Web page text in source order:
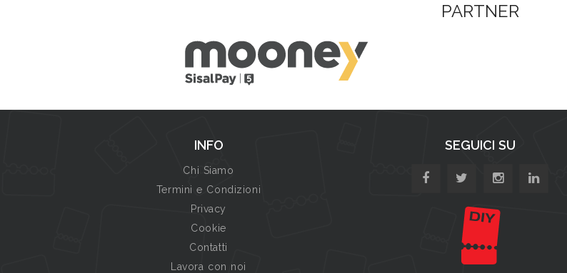
PARTNER
INFO
Chi Siamo
Termini e Condizioni
Privacy
Cookie
Contatti
Lavora con noi
SEGUICI SU